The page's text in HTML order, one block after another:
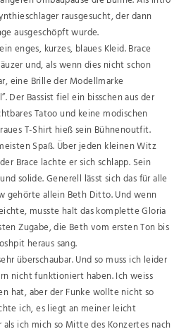
rausgesucht, der dann
ausgeschöpft wurde.
enges, kurzes, blaues Kleid. Brace
und, als wenn dies nicht schon
eine Brille der Modellmarke
Der Bassist fiel ein bisschen aus der
Tatoo und keine modischen
T-Shirt hieß sein Bühnenoutfit.
Spaß. Über jeden kleinen Witz
Brace lachte er sich schlapp. Sein
solide. Generell lässt sich das für alle
gehörte allein Beth Ditto. Und wenn
musste halt das komplette Gloria
Zugabe, die Beth vom ersten Ton bis
heraus sang.
überschaubar. Und so muss ich leider
nicht funktioniert haben. Ich weiss
hat, aber der Funke wollte nicht so
ich, es liegt an meiner leicht
als ich mich so Mitte des Konzertes nach